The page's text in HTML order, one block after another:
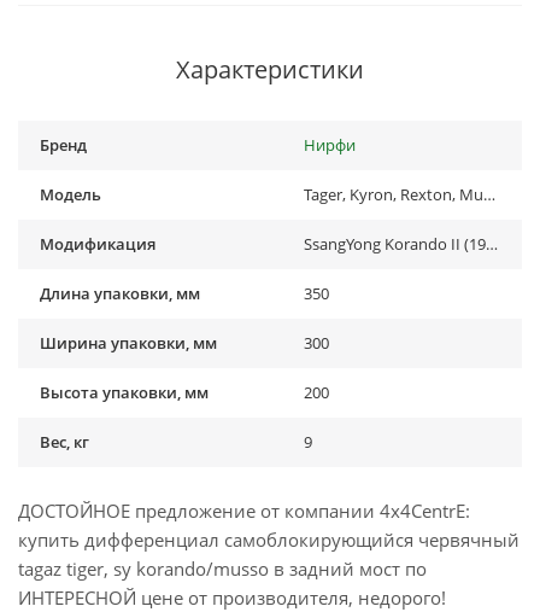
Характеристики
Бренд Нирфи
Модель Tager, Kyron, Rexton, Musso
Модификация SsangYong Korando II (1996-2006), SsangYong Kyron (2005-2015), SsangYong Musso (1997-2013), TAGAZ Tager (2008-2014)
Длина упаковки, мм 350
Ширина упаковки, мм 300
Высота упаковки, мм 200
Вес, кг 9
ДОСТОЙНОЕ предложение от компании 4x4CentrE:
купить дифференциал самоблокирующийся червячный
tagaz tiger, sy korando/musso в задний мост по
ИНТЕРЕСНОЙ цене от производителя, недорого!